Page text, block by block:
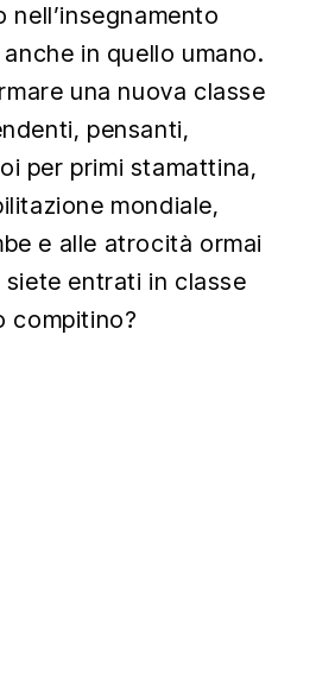
in quello umano.
una nuova classe
pensanti,
per primi stamattina,
mondiale,
e alle atrocità ormai
entrati in classe
compitino?